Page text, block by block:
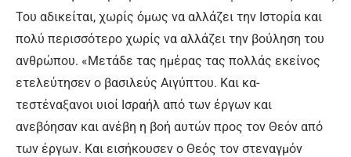
Του αδικείται, χωρίς όμως να αλλάζει την Ιστορία και
πολύ περισσότερο χωρίς να αλλάζει την βούληση του
ανθρώπου. «Μετάδε τας ημέρας τας πολλάς εκείνος
ετελεύτησεν ο βασιλεύς Αιγύπτου. Και κα-
τεστέναξανοι υιοί Ισραήλ από των έργων και
ανεβόησαν και ανέβη η βοή αυτών προς τον Θεόν από
των έργων. Και εισήκουσεν ο Θεός τον στεναγμόν